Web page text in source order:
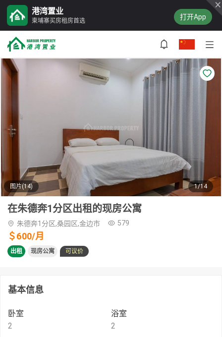
港湾置业
柬埔寨买房租房首选 打开App
图片(14) 1/14
在朱德奔1分区出租的现房公寓
朱德奔1分区,桑园区,金边市 579
＄600/月
出租 现房公寓 可议价
基本信息
卧室
2
浴室
2